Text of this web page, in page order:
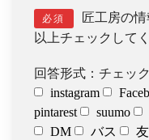
必須
匠工房の
以上チェックして
回答形式：チェッ
instagram
pintarest
suumo
DM
バス